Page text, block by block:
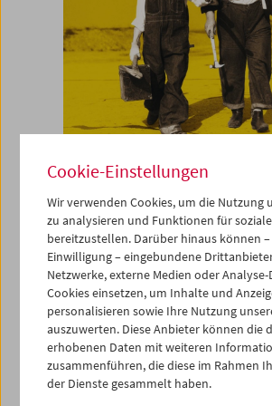
Buch
Laurel & Hardy
Cookie-Einstellungen
Wir verwenden Cookies, um die Nutzung
zu analysieren und Funktionen für
bereitzustellen. Darüber hinaus können
Einwilligung – eingebundene
Netzwerke, externe Medien oder Analyse-
Cookies einsetzen, um Inhalte und
personalisieren sowie Ihre Nutzung
auszuwerten. Diese Anbieter können die
erhobenen Daten mit weiteren
zusammenführen, die diese im Rahmen
der Dienste gesammelt haben.